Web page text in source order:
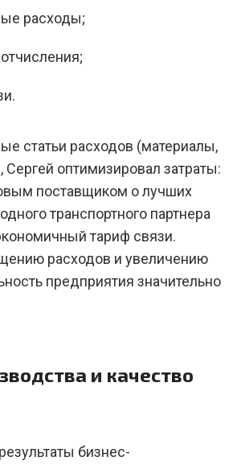
расходы;
статьи расходов (материалы,
Сергей оптимизировал затраты:
поставщиком о лучших
транспортного партнера
тариф связи.
расходов и увеличению
предприятия значительно
и качество
бизнес-